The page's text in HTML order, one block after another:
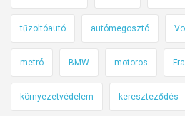
tűzoltóautó autómegosztó
metró BMW motoros
környezetvédelem kereszteződés